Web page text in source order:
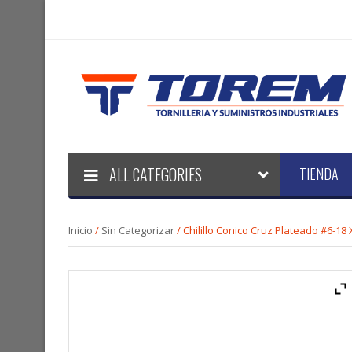
ALL CATEGORIES TIENDA
Inicio / Sin Categorizar/ Chilillo Conico Cruz Plateado #6-18